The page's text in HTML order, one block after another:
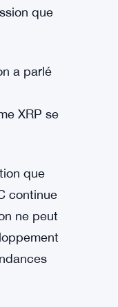
à
pour
la
dans
doute).
a parlé
XRP se